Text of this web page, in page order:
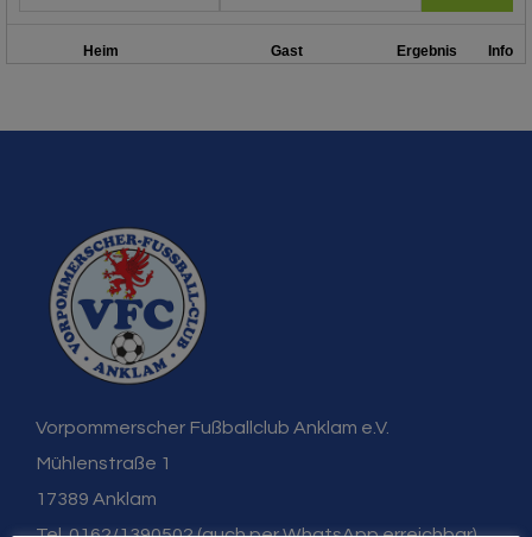
Vorpommerscher Fußballclub Anklam e.V.
Mühlenstraße 1
17389 Anklam